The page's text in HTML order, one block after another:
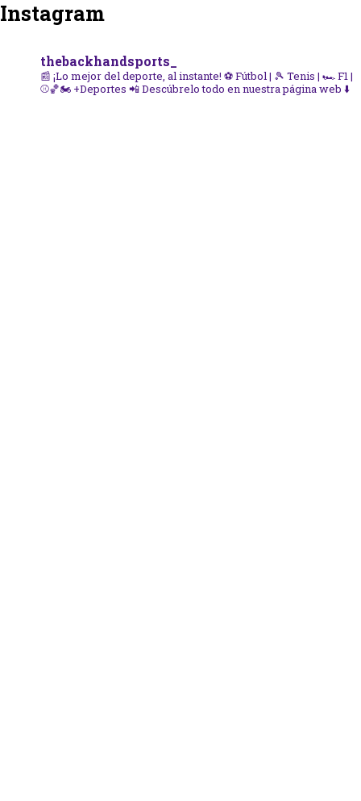
Instagram
thebackhandsports_
📰 ¡Lo mejor del deporte, al instante! ⚽ Fútbol | 🎾 Tenis | 🏎️ F1 |
⚾🏀🏍️ +Deportes 📲 Descúbrelo todo en nuestra página web ⬇️